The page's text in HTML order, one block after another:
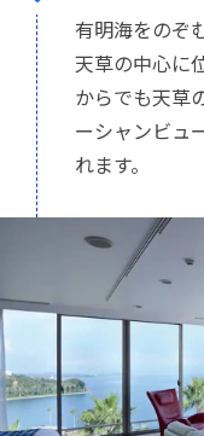
有明海をのぞ
天草の中心に
からでも天草
ーシャンビュ
れます。